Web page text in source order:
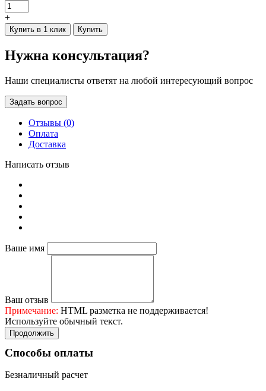
+
Купить в 1 клик Купить
Нужна консультация?
Наши специалисты ответят на любой интересующий вопрос
Задать вопрос
Отзывы (0)
Оплата
Доставка
Написать отзыв
Ваше имя
Ваш отзыв
Примечание: HTML разметка не поддерживается!
Используйте обычный текст.
Продолжить
Способы оплаты
Безналичный расчет